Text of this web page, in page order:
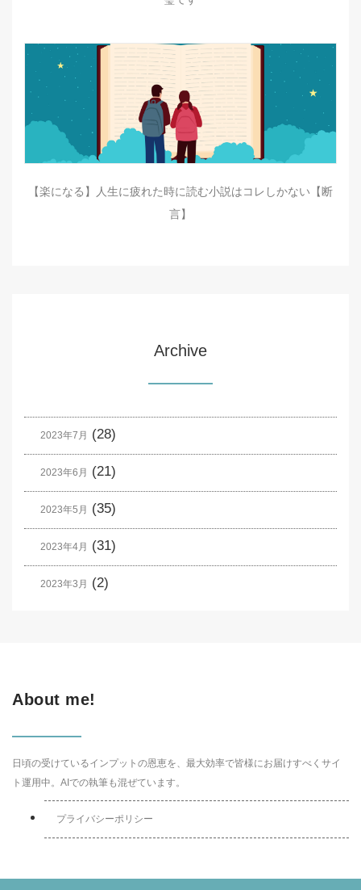
【楽になる】人生に疲れた時に読む小説はコレしかない【断
言】
Archive
2023年7月 (28)
2023年6月 (21)
2023年5月 (35)
2023年4月 (31)
2023年3月 (2)
About me!
日頃の受けているインプットの恩恵を、最大効率で皆様にお届けすべくサイ
ト運用中。AIでの執筆も混ぜています。
プライバシーポリシー